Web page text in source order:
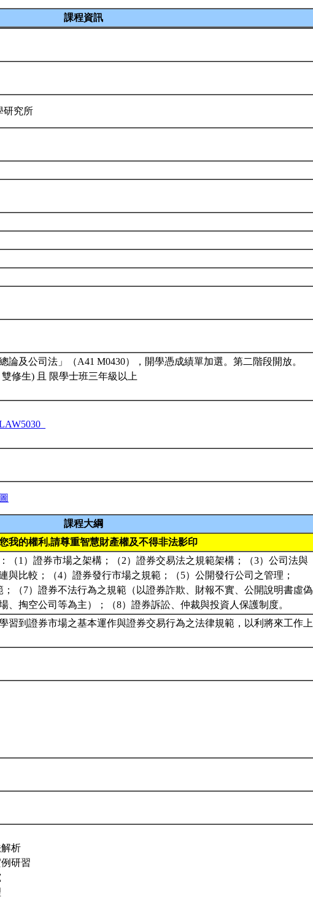
課程資訊
研究所
論及公司法」（A41 M0430），開學憑成績單加選。第二階段開放。
修生) 且 限學士班三年級以上
課程大綱
我的權利,請尊重智慧財產權及不得非法影印
（1）證券市場之架構；（2）證券交易法之規範架構；（3）公司法與
與比較；（4）證券發行市場之規範；（5）公開發行公司之管理；
；（7）證券不法行為之規範（以證券詐欺、財報不實、公開說明書虛偽
、掏空公司等為主）；（8）證券訴訟、仲裁與投資人保護制度。
習到證券市場之基本運作與證券交易行為之法律規範，以利將來工作上
析
研習